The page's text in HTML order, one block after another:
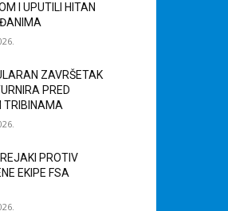
I UPUTILI HITAN
ZAVRŠETAK
PRED
TRIBINAMA
PROTIV
EKIPE FSA